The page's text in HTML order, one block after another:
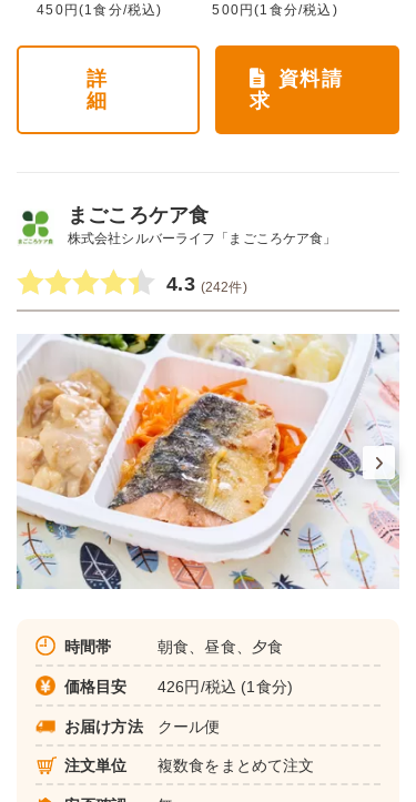
450円(1食分/税込)
500円(1食分/税込)
詳
細
資料請
求
まごころケア食
株式会社シルバーライフ「まごころケア食」
4.3 (242件)
時間帯 朝食、昼食、夕食
価格目安 426円/税込 (1食分)
お届け方法 クール便
注文単位 複数食をまとめて注文